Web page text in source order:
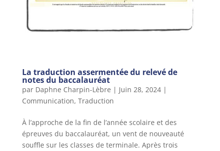
La traduction assermentée du relevé de
notes du baccalauréat
par Daphne Charpin-Lèbre | Juin 28, 2024|
Communication, Traduction
À l’approche de la fin de l’année scolaire et des
épreuves du baccalauréat, un vent de nouveauté
souffle sur les classes de terminale. Après trois